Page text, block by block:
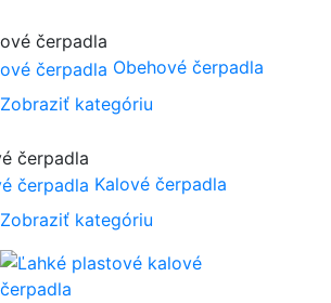
Obehové čerpadla
Zobraziť kategóriu
Kalové čerpadla
Zobraziť kategóriu